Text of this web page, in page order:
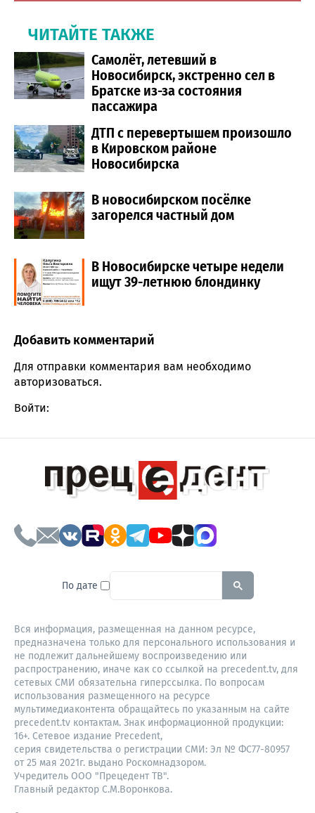
ЧИТАЙТЕ ТАКЖЕ
Самолёт, летевший в
Новосибирск, экстренно сел в
Братске из-за состояния
пассажира
ДТП с перевертышем произошло
в Кировском районе
Новосибирска
В новосибирском посёлке
загорелся частный дом
В Новосибирске четыре недели
ищут 39-летнюю блондинку
Comment section
Добавить комментарий
Для отправки комментария вам необходимо
авторизоваться.
Войти:
По дате To search this site, enter a
Вся информация, размещенная на данном ресурсе,
предназначена только для персонального использования и
не подлежит дальнейшему воспроизведению или
распространению, иначе как со ссылкой на precedent.tv, для
сетевых СМИ обязательна гиперссылка. По вопросам
использования размещенного на ресурсе
мультимедиаконтента обращайтесь по указанным на сайте
precedent.tv контактам. Знак информационной продукции:
16+. Сетевое издание Precedent,
серия свидетельства о регистрации СМИ: Эл № ФС77-80957
от 25 мая 2021г. выдано Роскомнадзором.
Учредитель ООО "Прецедент ТВ".
Главный редактор С.М.Воронкова.